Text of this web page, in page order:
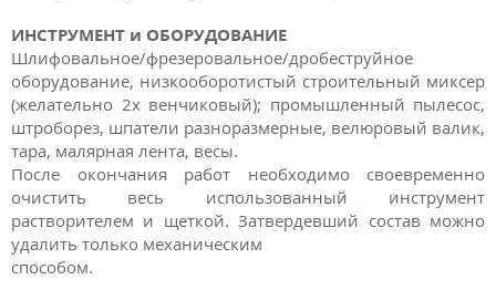
ИНСТРУМЕНТ и ОБОРУДОВАНИЕ
Шлифовальное/фрезеровальное/дробеструйное
оборудование, низкооборотистый строительный миксер
(желательно 2х венчиковый); промышленный пылесос,
штроборез, шпатели разноразмерные, велюровый валик,
тара, малярная лента, весы.
После окончания работ необходимо своевременно
очистить весь использованный инструмент
растворителем и щеткой. Затвердевший состав можно
удалить только механическим
способом.